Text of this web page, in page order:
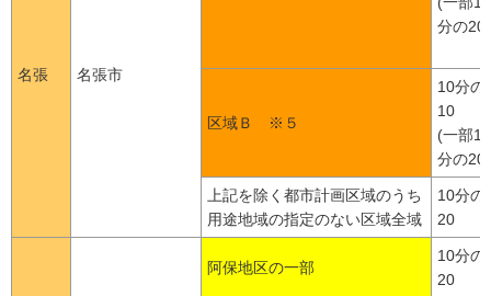
名張 名張市
分の20)
区域Ｂ ※５
10分の
10
(一部10
分の20)
上記を除く都市計画区域のうち
用途地域の指定のない区域全域
10分の
20
阿保地区の一部
10分の
20